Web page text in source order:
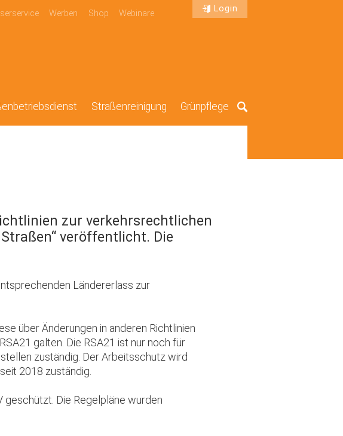
Werben Shop Webinare Login
Straßenreinigung Grünpflege Suche
zur verkehrsrechtlichen
veröffentlicht. Die
Ländererlass zur
über Änderungen in anderen Richtlinien
galten. Die RSA21 ist nur noch für
zuständig. Der Arbeitsschutz wird
2018 zuständig.
geschützt. Die Regelpläne wurden